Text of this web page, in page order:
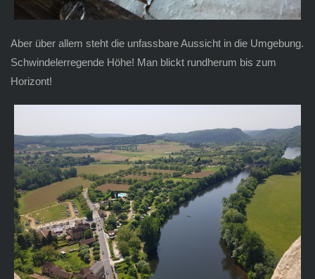
Aber über allem steht die unfassbare Aussicht in die Umgebung.
Schwindelerregende Höhe! Man blickt rundherum bis zum
Horizont!